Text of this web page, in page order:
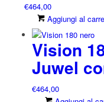
€464,00
Aggiungi al
Vision
Juwel
€464,00